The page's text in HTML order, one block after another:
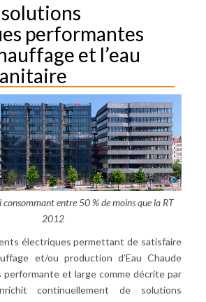
solutions
performantes
et l’eau
entre 50 % de moins que la RT
2012
électriques permettant de satisfaire
et/ou production d’Eau Chaude
et large comme décrite par
continuellement de solutions